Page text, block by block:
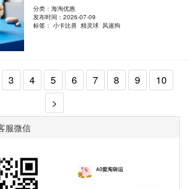
分类：海淘优惠
发布时间：2026-07-09
标签：小卡比兽 精灵球 风速狗
3 4 5 6 7 8 9
10
>
服微信